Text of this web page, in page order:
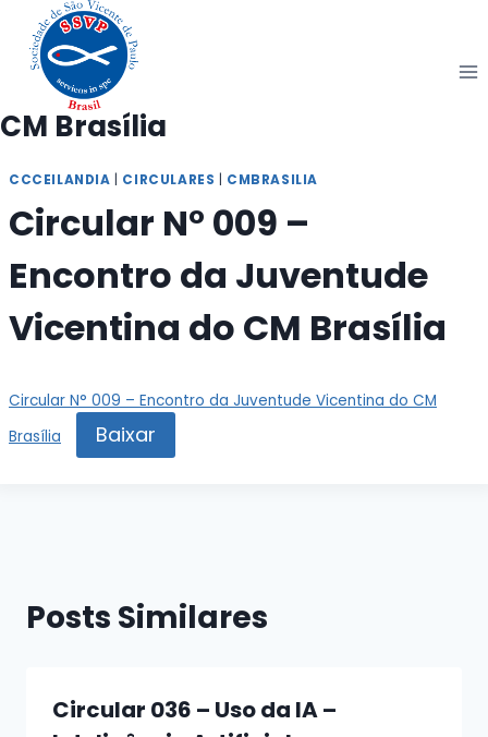
Pular
para
Conteúdo
CM Brasília
CCCEILANDIA CIRCULARES CMBRASILIA
Circular N° 009 –
Encontro da Juventude
Vicentina do CM Brasília
Circular N° 009 – Encontro da Juventude Vicentina do CM
Brasília
Baixar
Posts Similares
Circular 036 – Uso da IA –